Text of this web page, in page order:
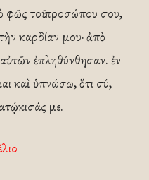
φῶς τοῦ προσώπου σου,
καρδίαν μου· ἀπὸ
ἐπληθύνθησαν. ἐν
καὶ ὑπνώσω, ὅτι σύ,
με.